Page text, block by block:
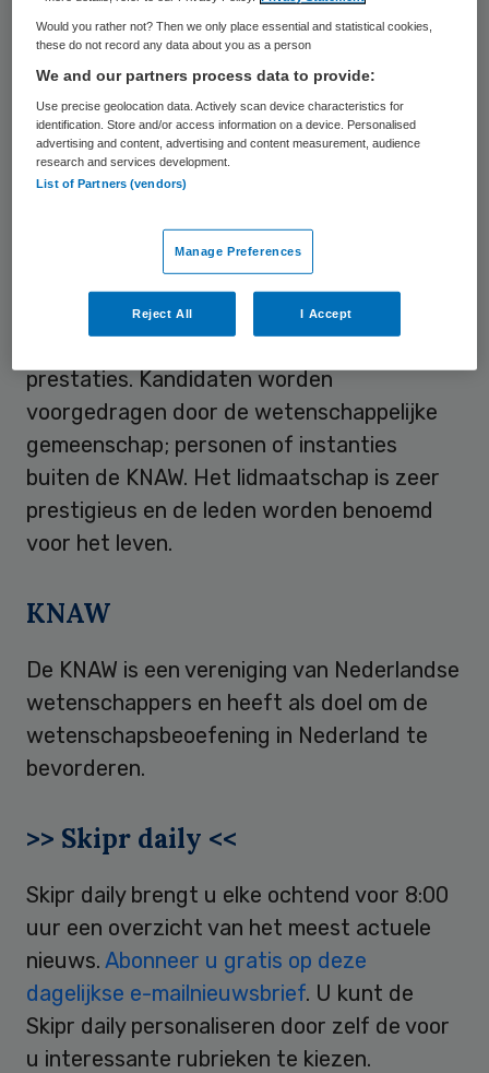
gemaakt. Zij worden op maandag 13
september geïnstalleerd. De leden van de
Akademie zijn vooraanstaande
wetenschappers, werkzaam op alle
terreinen van het wetenschappelijk
onderzoek.
Verkiezing nieuwe KNAW-leden
De KNAW verkiest jaarlijks nieuwe leden op
prestaties. Kandidaten worden
voorgedragen door de wetenschappelijke
gemeenschap; personen of instanties
buiten de KNAW. Het lidmaatschap is zeer
prestigieus en de leden worden benoemd
voor het leven.
KNAW
De KNAW is een vereniging van Nederlandse
wetenschappers en heeft als doel om de
wetenschapsbeoefening in Nederland te
bevorderen.
>> Skipr daily <<
Skipr daily brengt u elke ochtend voor 8:00
uur een overzicht van het meest actuele
nieuws. Abonneer u gratis op deze
dagelijkse e-mailnieuwsbrief. U kunt de
Skipr daily personaliseren door zelf de voor
u interessante rubrieken te kiezen.
Would you rather not? Then we only place essential and statistical cookies,
these do not record any data about you as a person
We and our partners process data to provide:
Use precise geolocation data. Actively scan device characteristics for
identification. Store and/or access information on a device. Personalised
advertising and content, advertising and content measurement, audience
research and services development.
List of Partners (vendors)
Manage Preferences
Reject All I Accept